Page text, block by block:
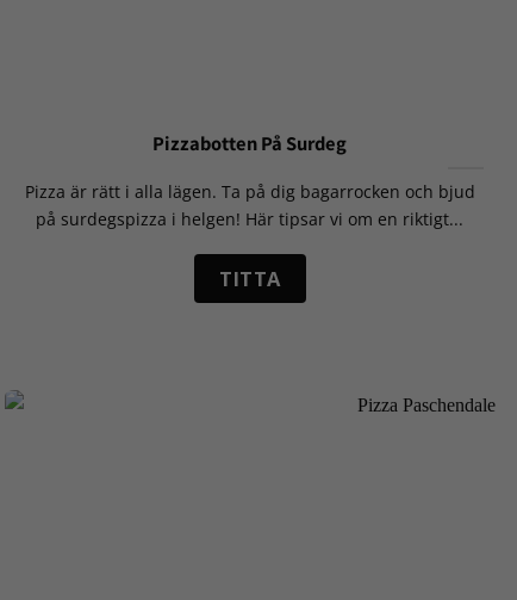
Pizzabotten På Surdeg
Pizza är rätt i alla lägen. Ta på dig bagarrocken och bjud
på surdegspizza i helgen! Här tipsar vi om en riktigt...
TITTA